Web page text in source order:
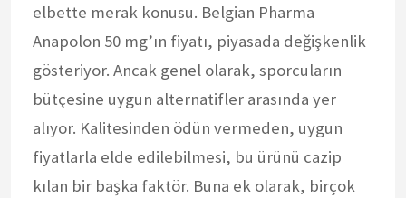
elbette merak konusu. Belgian Pharma
Anapolon 50 mg’ın fiyatı, piyasada değişkenlik
gösteriyor. Ancak genel olarak, sporcuların
bütçesine uygun alternatifler arasında yer
alıyor. Kalitesinden ödün vermeden, uygun
fiyatlarla elde edilebilmesi, bu ürünü cazip
kılan bir başka faktör. Buna ek olarak, birçok